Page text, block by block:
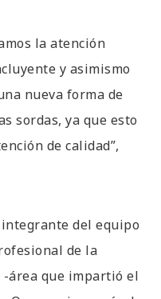
la atención
y asimismo
nueva forma de
sordas, ya que esto
de calidad”,
del equipo
de la
área que impartió el